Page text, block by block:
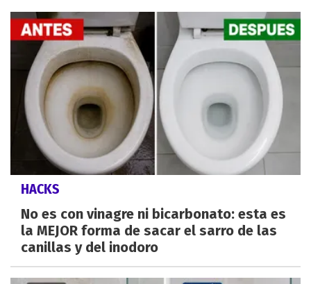
HACKS
No es con vinagre ni bicarbonato: esta es
la MEJOR forma de sacar el sarro de las
canillas y del inodoro